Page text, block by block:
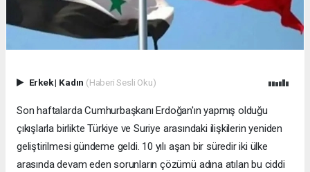
Erkek| Kadın (Haberi Sesli Oku)
Son haftalarda Cumhurbaşkanı Erdoğan'ın yapmış olduğu
çıkışlarla birlikte Türkiye ve Suriye arasındaki ilişkilerin yeniden
geliştirilmesi gündeme geldi. 10 yılı aşan bir süredir iki ülke
arasında devam eden sorunların çözümü adına atılan bu ciddi